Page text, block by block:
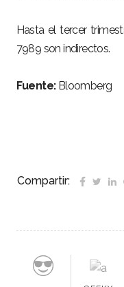
Hasta el tercer
7989 son indirectos.
Fuente:Bloomberg
Compartir: